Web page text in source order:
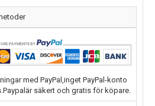
med PayPal,inget PayPal-konto
säkert och gratis för köpare.